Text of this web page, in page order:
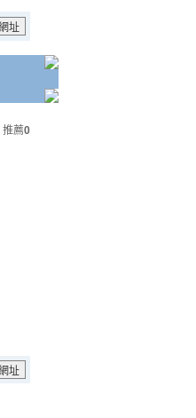
推薦0